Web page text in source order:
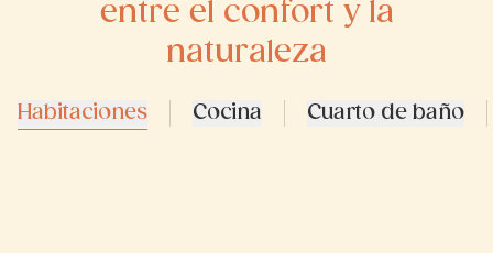
entre el confort y la
naturaleza
Habitaciones Cocina Cuarto de baño